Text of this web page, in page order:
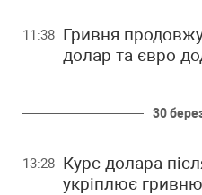
Гривня
долар та євро
11:38
30
Курс долара
укріплює гривню
13:28